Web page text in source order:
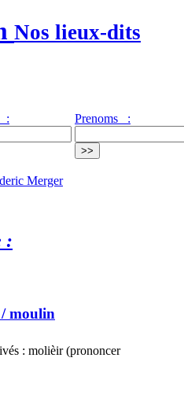
Nos lieux-dits
: Prenoms :
Merger
:
/ moulin
: molièir (prononcer